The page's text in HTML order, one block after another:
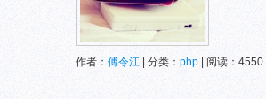
作者： 傅令江 | 分类： php | 阅读：4550